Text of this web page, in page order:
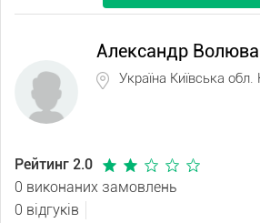
Александр
Україна Київська обл.
Рейтинг 2.0
0 виконаних замовлень
0 відгуків